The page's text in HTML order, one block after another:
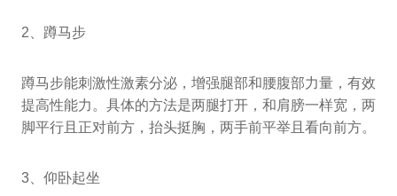
2、蹲马步
蹲马步能刺激性激素分泌，增强腿部和腰腹部力量，有效
提高性能力。具体的方法是两腿打开，和肩膀一样宽，两
脚平行且正对前方，抬头挺胸，两手前平举且看向前方。
3、仰卧起坐